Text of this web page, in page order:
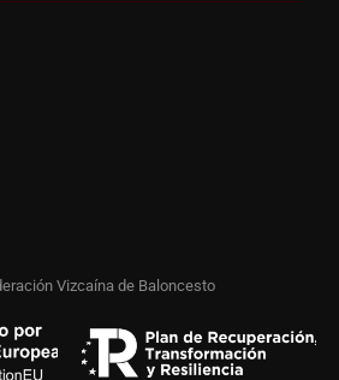
Vizcaína de Baloncesto